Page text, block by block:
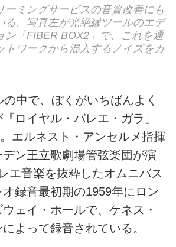
ーミングサービスの音質改善にも
る。写真左が光絶縁ツールのエデ
ン「FIBER BOX2」で、これを通
トワークから混入するノイズをカ
中で、ぼくがいちばんよく
ロイヤル・バレエ・ガラ』
エルネスト・アンセルメ指揮
ン王立歌劇場管弦楽団が演
エ音楽を抜粋したオムニバス
録音最初期の1959年にロン
ェイ・ホールで、ケネス・
よって録音されている。